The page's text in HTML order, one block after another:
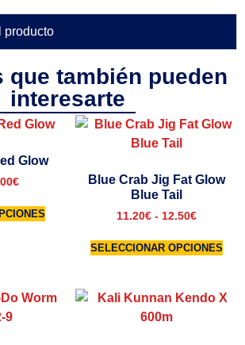
producto
que también pueden
interesarte
Glow
€
Blue Crab Jig Fat Glow
Blue Tail
11.20€ - 12.50€
SELECCIONAR OPCIONES